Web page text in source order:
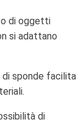
di oggetti
si adattano
di sponde facilita
di